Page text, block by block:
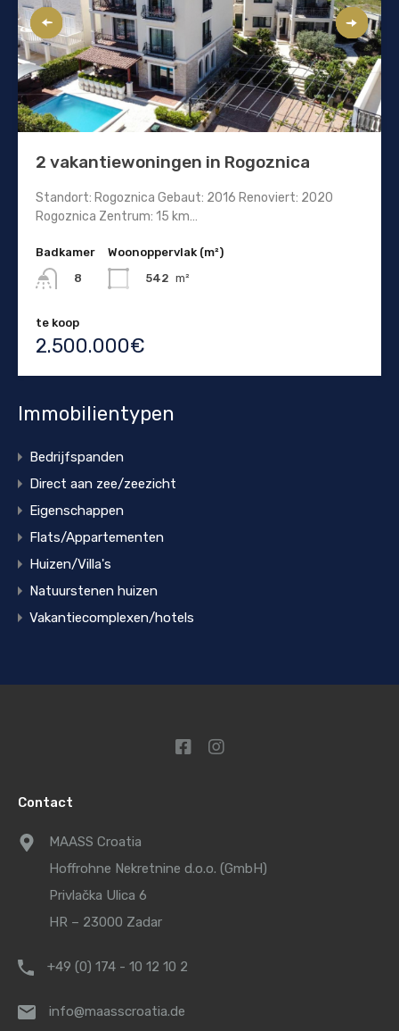
2 vakantiewoningen in Rogoznica
Standort: Rogoznica Gebaut: 2016 Renoviert: 2020
Rogoznica Zentrum: 15 km…
Badkamer
8
Woonoppervlak (m²)
542 m²
te koop
2.500.000€
Immobilientypen
Bedrijfspanden
Direct aan zee/zeezicht
Eigenschappen
Flats/Appartementen
Huizen/Villa's
Natuurstenen huizen
Vakantiecomplexen/hotels
Contact
MAASS Croatia
Hoffrohne Nekretnine d.o.o. (GmbH)
Privlačka Ulica 6
HR – 23000 Zadar
+49 (0) 174 - 10 12 10 2
info@maasscroatia.de